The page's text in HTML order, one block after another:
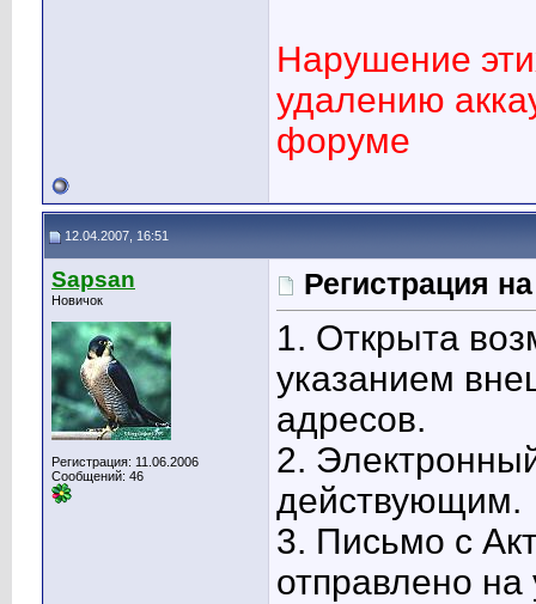
Нарушение
удалению
форуме
12.04.2007, 16:51
Sapsan
Новичок
Регистрация: 11.06.2006
Сообщений: 46
Регистрация
1. Открыта
указанием
адресов.
2.
действующим.
3. Письмо с
отправлено